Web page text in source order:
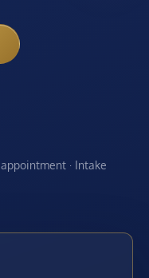
· Intake